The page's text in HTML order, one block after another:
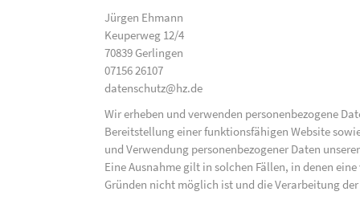
Jürgen Ehmann
Keuperweg 12/4
70839 Gerlingen
07156 26107
datenschutz@hz.de
Wir erheben und verwenden personenbezogene
Bereitstellung einer funktionsfähigen Website
und Verwendung personenbezogener Daten
Eine Ausnahme gilt in solchen Fällen, in denen
Gründen nicht möglich ist und die Verarbeitung